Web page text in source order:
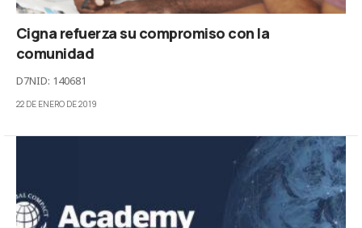
Cigna refuerza su compromiso con la
comunidad
D7NID: 140681
22 DE ENERO DE 2019